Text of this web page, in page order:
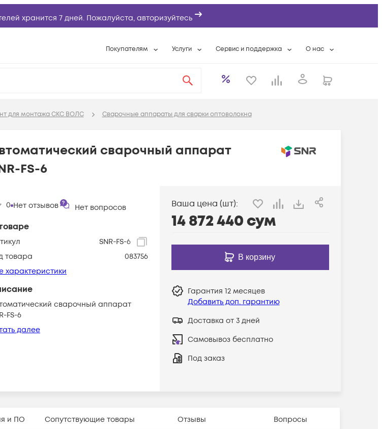
хранится 7 дней. Пожалуйста, авторизуйтесь
Покупателям
Вопросы и ответы
База знаний
Услуги
Расширенная гарантия
Сервис и поддержка
Разовые выездные работы
Сервисный центр
Условия оказания услуг
О нас
Контактная
для монтажа СКС ВОЛС Сварочные аппараты для сварки оптоволокна
SNR-FS-6
товара
083756
характеристики
сварочный аппарат
FS-6
далее
сварочный аппарат
FS-6
0 Нет отзывов Нет вопросов Ваша цена (шт):
14 872 440сум
В корзину
Гарантия 12 месяцев
Добавить доп. гарантию
Доставка от 3 дней
Самовывоз бесплатно
Под заказ
и ПО Сопутствующие товары Отзывы Вопросы